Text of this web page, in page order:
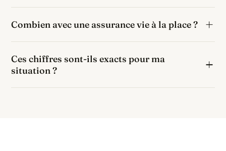
PACS (avec testament) sont totalement exonérés de
marié.
Combien avec une assurance vie à la place ?
vie alimentée avant 70 ans, le bénéficiaire profiterait
d'un abattement de 152 500 € puis d'un taux de 20
% : soit environ 0 € de taxation, contre 29 044 € par
Ces chiffres sont-ils exacts pour ma
situation ?